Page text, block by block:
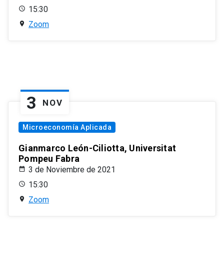
15:30
Zoom
3 NOV
Microeconomía Aplicada
Gianmarco León-Ciliotta, Universitat
Pompeu Fabra
3 de Noviembre de 2021
15:30
Zoom